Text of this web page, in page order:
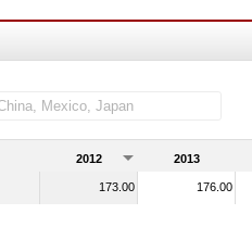
2012 2013
173.00 176.00